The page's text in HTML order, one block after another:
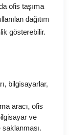
ofis taşıma
dağıtım
gösterebilir.
bilgisayarlar,
aracı, ofis
ve